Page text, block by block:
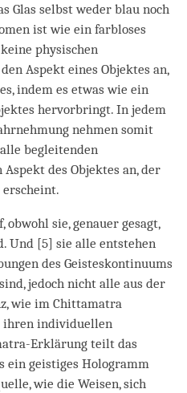
Glas selbst weder blau noch
ist wie ein farbloses
physischen
Aspekt eines Objektes an,
indem es etwas wie ein
hervorbringt. In jedem
nehmen somit
begleitenden
des Objektes an, der
sie, genauer gesagt,
Und [5] sie alle entstehen
des Geisteskontinuums
jedoch nicht alle aus der
wie im Chittamatra
ihren individuellen
Erklärung teilt das
ein geistiges Hologramm
wie die Weisen, sich